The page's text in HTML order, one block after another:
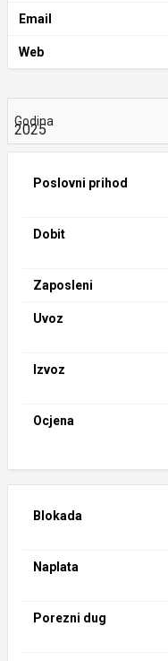
Email
Web
Godina
Poslovni prihod
Dobit
Zaposleni
Uvoz
Izvoz
Ocjena
Blokada
Naplata
Porezni dug